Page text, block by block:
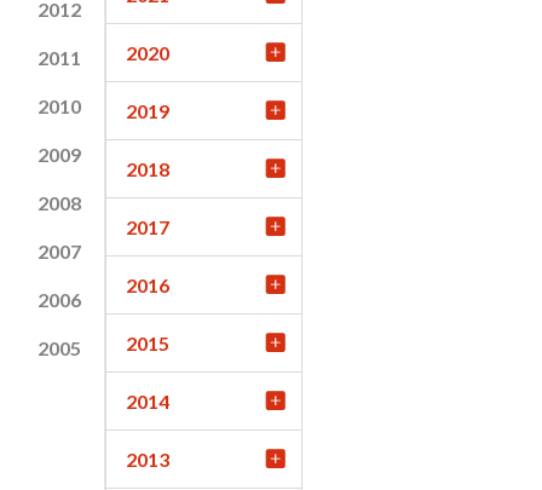
2012
2011
2010
2009
2008
2007
2006
2005
2020
2019
2018
2017
2016
2015
2014
2013